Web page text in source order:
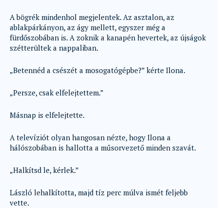
A bögrék mindenhol megjelentek. Az asztalon, az
ablakpárkányon, az ágy mellett, egyszer még a
fürdőszobában is. A zoknik a kanapén hevertek, az újságok
szétterültek a nappaliban.
„Betennéd a csészét a mosogatógépbe?” kérte Ilona.
„Persze, csak elfelejtettem.”
Másnap is elfelejtette.
A televíziót olyan hangosan nézte, hogy Ilona a
hálószobában is hallotta a műsorvezető minden szavát.
„Halkítsd le, kérlek.”
László lehalkította, majd tíz perc múlva ismét feljebb
vette.